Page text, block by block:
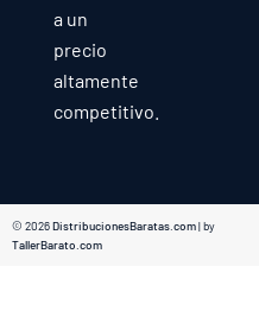
a un
precio
altamente
competitivo.
© 2026DistribucionesBaratas.com| by
TallerBarato.com